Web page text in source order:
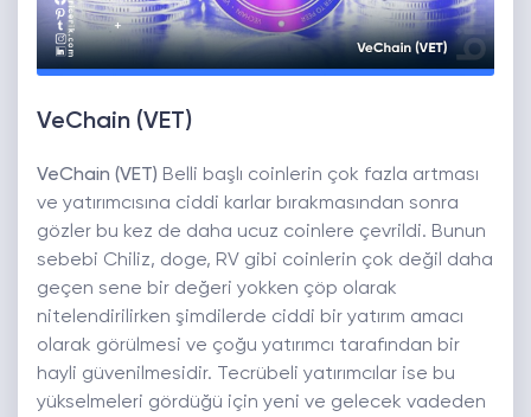
VeChain (VET)
VeChain (VET) Belli başlı coinlerin çok fazla artması
ve yatırımcısına ciddi karlar bırakmasından sonra
gözler bu kez de daha ucuz coinlere çevrildi. Bunun
sebebi Chiliz, doge, RV gibi coinlerin çok değil daha
geçen sene bir değeri yokken çöp olarak
nitelendirilirken şimdilerde ciddi bir yatırım amacı
olarak görülmesi ve çoğu yatırımcı tarafından bir
hayli güvenilmesidir. Tecrübeli yatırımcılar ise bu
yükselmeleri gördüğü için yeni ve gelecek vadeden